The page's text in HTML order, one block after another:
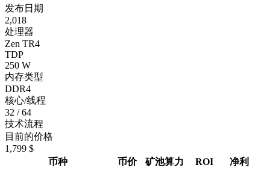
发布日期
2,018
处理器
Zen TR4
TDP
250 W
内存类型
DDR4
核心/线程
32 / 64
技术流程
目前的价格
1,799 $
币种
币价 矿池算力 ROI 净利